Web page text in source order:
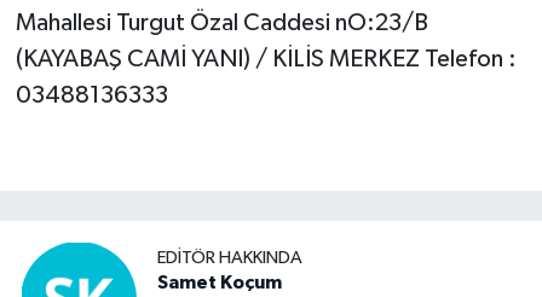
Mahallesi Turgut Özal Caddesi nO:23/B
(KAYABAŞ CAMİ YANI) / KİLİS MERKEZ Telefon :
03488136333
EDITÖR HAKKINDA
Samet Koçum